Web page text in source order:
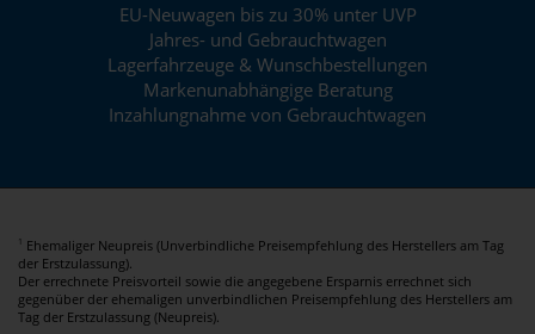
EU-Neuwagen bis zu 30% unter UVP
Jahres- und Gebrauchtwagen
Lagerfahrzeuge & Wunschbestellungen
Markenunabhängige Beratung
Inzahlungnahme von Gebrauchtwagen
1
Ehemaliger Neupreis (Unverbindliche Preisempfehlung des Herstellers am Tag
der Erstzulassung).
Der errechnete Preisvorteil sowie die angegebene Ersparnis errechnet sich
gegenüber der ehemaligen unverbindlichen Preisempfehlung des Herstellers am
Tag der Erstzulassung (Neupreis).